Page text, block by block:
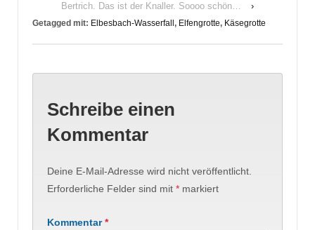
Bertrich. Das ist der Knaller. Soooo schön…
›
Getagged mit: Elbesbach-Wasserfall , Elfengrotte, Käsegrotte
Schreibe einen
Kommentar
Deine E-Mail-Adresse wird nicht veröffentlicht.
Erforderliche Felder sind mit * markiert
Kommentar*